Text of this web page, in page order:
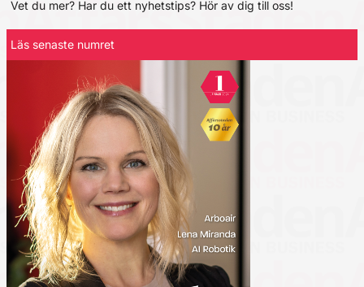
Vet du mer? Har du ett nyhetstips? Hör av dig till oss!
Läs senaste numret